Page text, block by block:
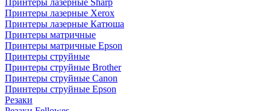
Принтеры лазерные Sharp
Принтеры лазерные Xerox
Принтеры лазерные Катюша
Принтеры матричные
Принтеры матричные Epson
Принтеры струйные
Принтеры струйные Brother
Принтеры струйные Canon
Принтеры струйные Epson
Резаки